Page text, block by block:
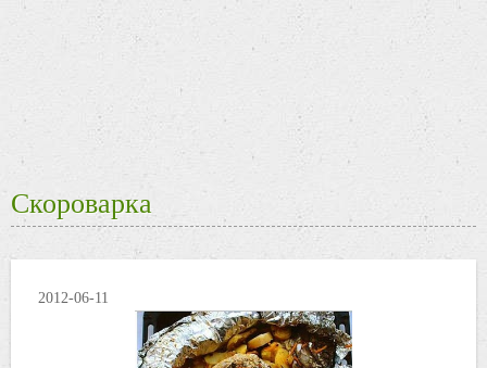
Скороварка
2012-06-11